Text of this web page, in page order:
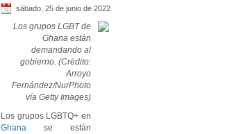
sábado, 25 de junio de 2022
Los grupos LGBT de
Ghana están
demandando al
gobierno. (Crédito:
Arroyo
Fernández/NurPhoto
vía Getty Images)
Los grupos LGBTQ+ en
Ghana se están